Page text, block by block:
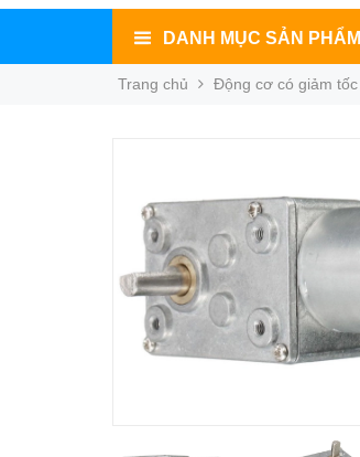
DANH MỤC SẢN PHẨM
Trang chủ Động cơ có giảm tốc